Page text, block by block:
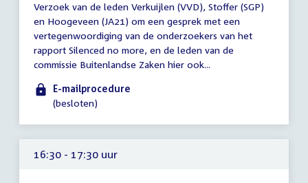
vergadering
tot
16:00
uur
Verzoek van de leden Verkuijlen (VVD), Stoffer (SGP)
en Hoogeveen (JA21) om een gesprek met een
vertegenwoordiging van de onderzoekers van het
rapport Silenced no more, en de leden van de
commissie Buitenlandse Zaken hier ook...
E-mailprocedure
(besloten)
16:30 - 17:30 uur